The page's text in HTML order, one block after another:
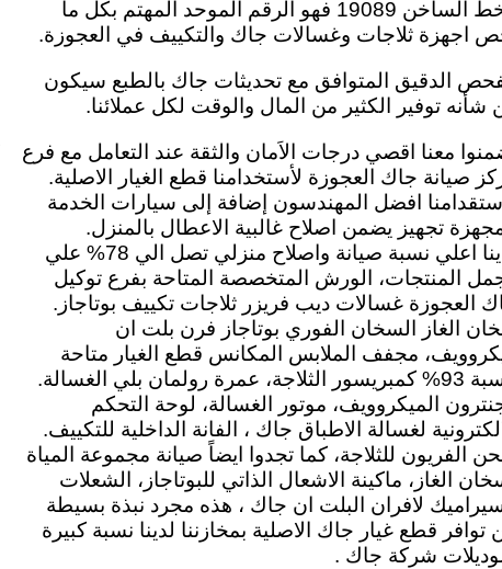
الخط الساخن 19089 فهو الرقم الموحد المهتم بكل ما
اجهزة ثلاجات وغسالات جاك والتكييف في العجوزة.
الدقيق المتوافق مع تحديثات جاك بالطبع سيكون
شأنه توفير الكثير من المال والوقت لكل عملائنا.
معنا اقصي درجات الاَمان والثقة عند التعامل مع فرع
صيانة جاك العجوزة لأستخدامنا قطع الغيار الاصلية.
افضل المهندسون إضافة إلى سيارات الخدمة
تجهيز يضمن اصلاح غالبية الاعطال بالمنزل.
لدينا اعلي نسبة صيانة واصلاح منزلي تصل الي 78% علي
المنتجات، الورش المتخصصة المتاحة بفرع توكيل
العجوزة غسالات ديب فريزر ثلاجات تكييف بوتاجاز.
الغاز السخان الفوري بوتاجاز فرن بلت ان
مجفف الملابس المكانس قطع الغيار متاحة
بنسبة 93% كمبريسور الثلاجة، عمرة رولمان بلي الغسالة.
الميكروويف، موتور الغسالة، لوحة التحكم
لغسالة الاطباق جاك ، الفانة الداخلية للتكييف.
الفريون للثلاجة، كما تجدوا ايضاً صيانة مجموعة المياة
الغاز، ماكينة الاشعال الذاتي للبوتاجاز، الشعلات
لافران البلت ان جاك ، هذه مجرد نبذة بسيطة
توافر قطع غيار جاك الاصلية بمخازننا لدينا نسبة كبيرة
شركة جاك .